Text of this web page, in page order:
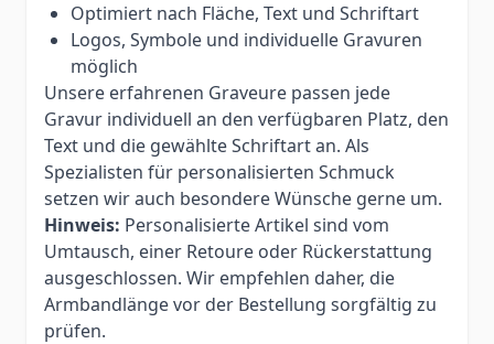
Optimiert nach Fläche, Text und Schriftart
Logos, Symbole und individuelle Gravuren
möglich
Unsere erfahrenen Graveure passen jede
Gravur individuell an den verfügbaren Platz, den
Text und die gewählte Schriftart an. Als
Spezialisten für personalisierten Schmuck
setzen wir auch besondere Wünsche gerne um.
Hinweis: Personalisierte Artikel sind vom
Umtausch, einer Retoure oder Rückerstattung
ausgeschlossen. Wir empfehlen daher, die
Armbandlänge vor der Bestellung sorgfältig zu
prüfen.